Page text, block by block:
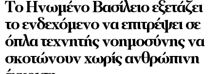
Το Ηνωμένο Βασίλειο εξετάζει
το ενδεχόμενο να επιτρέψει σε
όπλα τεχνητής νοημοσύνης να
σκοτώνουν χωρίς ανθρώπινη